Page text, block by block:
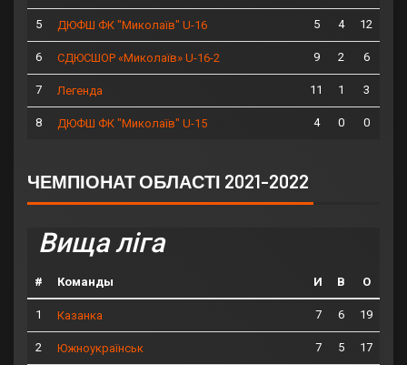
5 ДЮФШ ФК "Миколаїв" U-16 5 4 12
6 СДЮСШОР «Миколаїв» U-16-2 9 2 6
7 Легенда 11 1 3
8 ДЮФШ ФК "Миколаїв" U-15 4 0 0
ЧЕМПІОНАТ ОБЛАСТІ 2021-2022
Вища ліга
# Команды И В О
1 Казанка 7 6 19
2 Южноукраїнськ 7 5 17